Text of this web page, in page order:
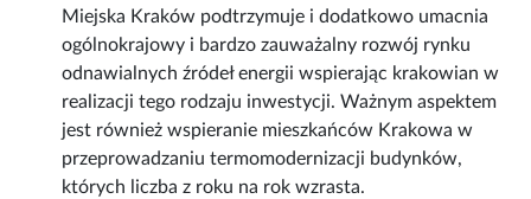
Miejska Kraków podtrzymuje i dodatkowo umacnia
ogólnokrajowy i bardzo zauważalny rozwój rynku
odnawialnych źródeł energii wspierając krakowian w
realizacji tego rodzaju inwestycji. Ważnym aspektem
jest również wspieranie mieszkańców Krakowa w
przeprowadzaniu termomodernizacji budynków,
których liczba z roku na rok wzrasta.